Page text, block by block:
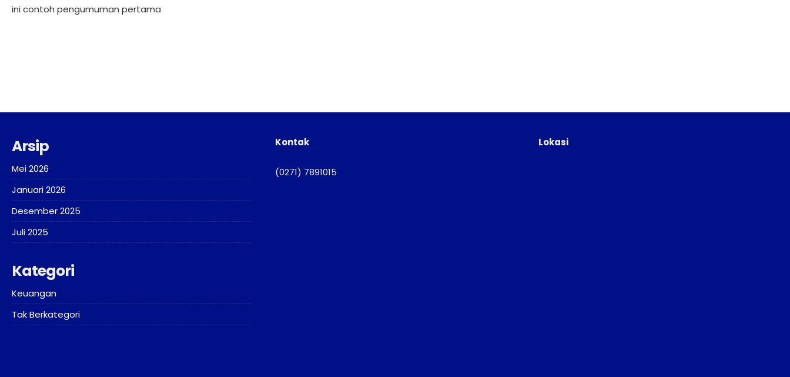
ini contoh pengumuman pertama
Arsip
Mei 2026
Januari 2026
Desember 2025
Juli 2025
Kategori
Keuangan
Tak Berkategori
Kontak
(0271) 7891015
Lokasi